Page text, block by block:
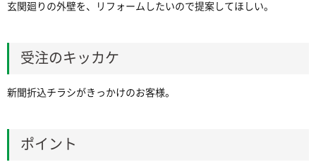
玄関廻りの外壁を、リフォームしたいので提案してほしい。
受注のキッカケ
新聞折込チラシがきっかけのお客様。
ポイント